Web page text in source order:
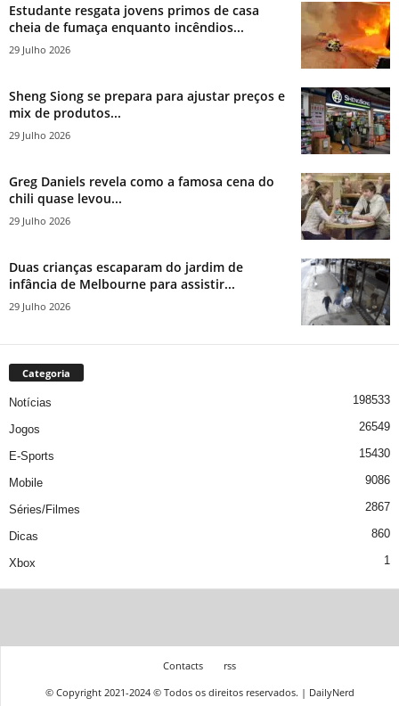
Estudante resgata jovens primos de casa
cheia de fumaça enquanto incêndios...
29 Julho 2026
Sheng Siong se prepara para ajustar preços e
mix de produtos...
29 Julho 2026
Greg Daniels revela como a famosa cena do
chili quase levou...
29 Julho 2026
Duas crianças escaparam do jardim de
infância de Melbourne para assistir...
29 Julho 2026
Categoria
Notícias 198533
Jogos 26549
E-Sports 15430
Mobile 9086
Séries/Filmes 2867
Dicas 860
Xbox 1
Contacts
rss
© Copyright 2021-2024 © Todos os direitos reservados. | DailyNerd